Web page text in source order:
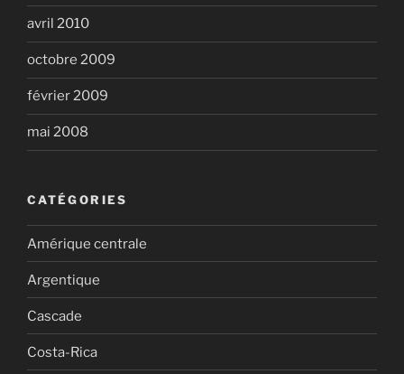
avril 2010
octobre 2009
février 2009
mai 2008
CATÉGORIES
Amérique centrale
Argentique
Cascade
Costa-Rica